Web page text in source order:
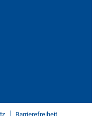
Barrierefreiheit